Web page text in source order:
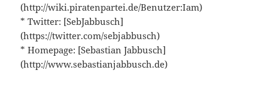
(http://wiki.piratenpartei.de/Benutzer:Iam)
* Twitter: [SebJabbusch]
(https://twitter.com/sebjabbusch)
* Homepage: [Sebastian Jabbusch]
(http://www.sebastianjabbusch.de)